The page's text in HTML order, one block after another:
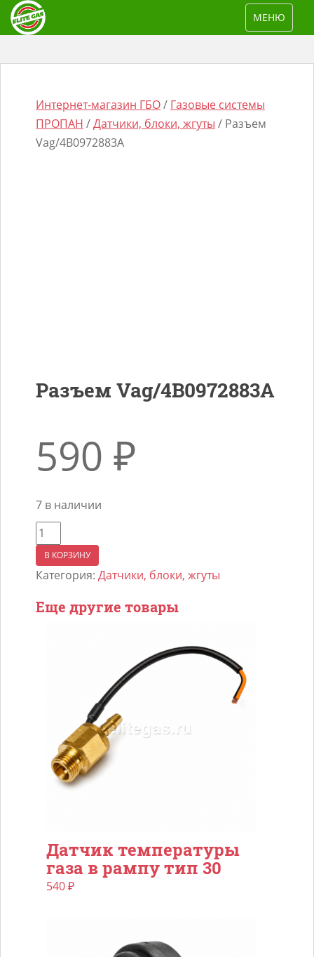
p
TOGGLE
МЕНЮ
Интернет-магазин ГБО/ Газовые системы
ПРОПАН /Датчики, блоки, жгуты / Разъем
Vag/4B0972883A
Разъем Vag/4B0972883A
590 ₽
7 в наличии
Количество
товара
Разъем
Vag/4B0972883A
В КОРЗИНУ
Категория: Датчики, блоки, жгуты
Еще другие товары
Датчик температуры
газа в рампу тип 30
540₽